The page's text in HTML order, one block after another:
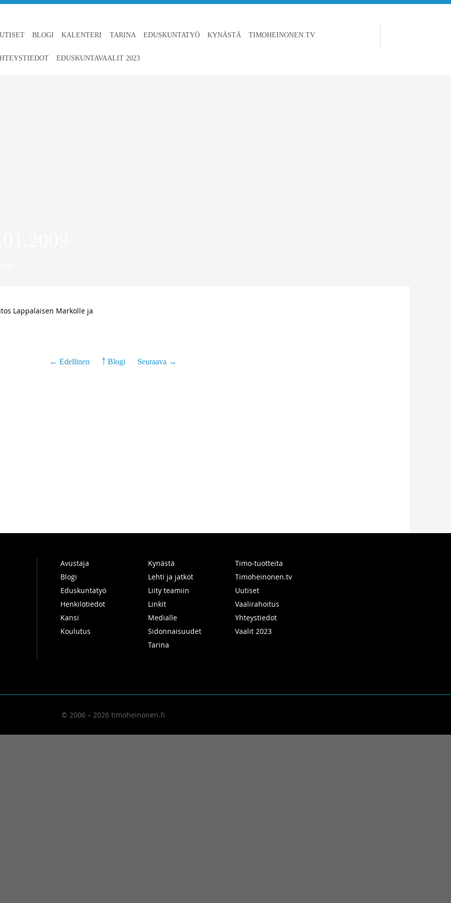
BLOGI KALENTERI TARINA EDUSKUNTATYÖ KYNÄSTÄ TIMOHEINONEN.TV
EDUSKUNTAVAALIT 2023
Lappalaisen Markolle ja
← Edellinen ￪ Blogi Seuraava →
Avustaja
Blogi
Eduskuntatyö
Henkilötiedot
Kansi
Koulutus
Kynästä
Lehti ja jatkot
Liity teamiin
Linkit
Medialle
Sidonnaisuudet
Tarina
Timo-tuotteita
Timoheinonen.tv
Uutiset
Vaalirahoitus
Yhteystiedot
Vaalit 2023
© 2006 – 2026 timoheinonen.fi